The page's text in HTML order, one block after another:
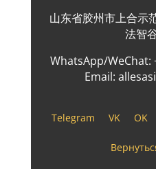
山东省胶州市上合示
法智
WhatsApp/WeChat:
Email:
Telegram VK OK